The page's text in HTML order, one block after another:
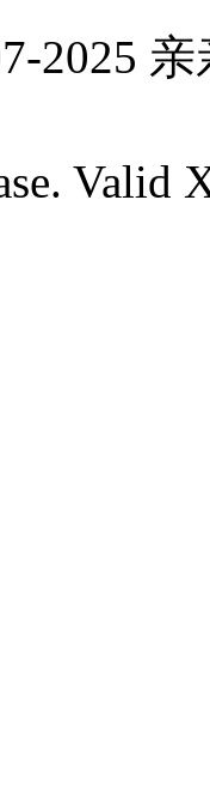
2025
Valid